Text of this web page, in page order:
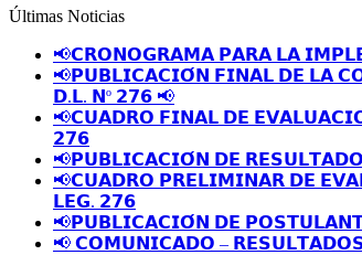
Últimas Noticias
📢𝗖𝗥𝗢𝗡𝗢𝗚𝗥𝗔𝗠𝗔 𝗣𝗔𝗥𝗔 𝗟𝗔
📢𝗣𝗨𝗕𝗟𝗜𝗖𝗔𝗖𝗜𝗢́𝗡 𝗙𝗜𝗡𝗔𝗟 𝗗𝗘 𝗟𝗔
𝗗.𝗟. 𝗡º 𝟮𝟳𝟲 📢
📢𝗖𝗨𝗔𝗗𝗥𝗢 𝗙𝗜𝗡𝗔𝗟 𝗗𝗘
𝟮𝟳𝟲
📢𝗣𝗨𝗕𝗟𝗜𝗖𝗔𝗖𝗜𝗢́𝗡 𝗗𝗘
📢𝗖𝗨𝗔𝗗𝗥𝗢 𝗣𝗥𝗘𝗟𝗜𝗠𝗜𝗡𝗔𝗥 𝗗𝗘
𝗟𝗘𝗚. 𝟮𝟳𝟲
📢𝗣𝗨𝗕𝗟𝗜𝗖𝗔𝗖𝗜𝗢́𝗡 𝗗𝗘
📢 𝗖𝗢𝗠𝗨𝗡𝗜𝗖𝗔𝗗𝗢 –